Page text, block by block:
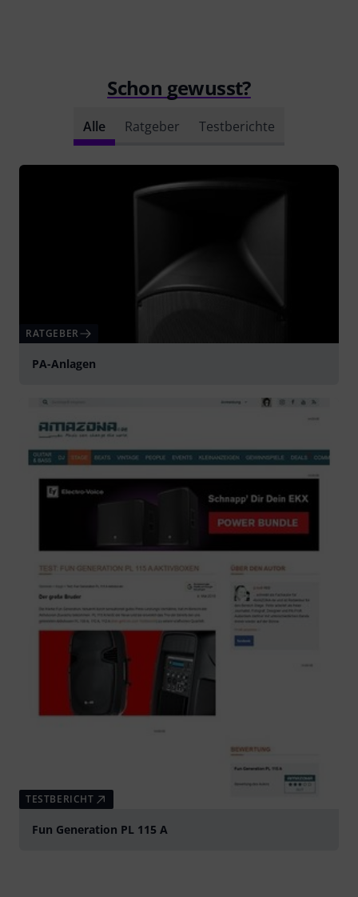
Schon gewusst?
Alle Ratgeber Testberichte
RATGEBER
PA-Anlagen
TESTBERICHT
Fun Generation PL 115 A